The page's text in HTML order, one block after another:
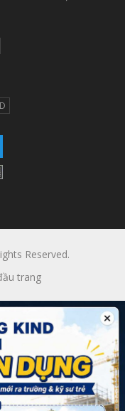
Reserved.
trang